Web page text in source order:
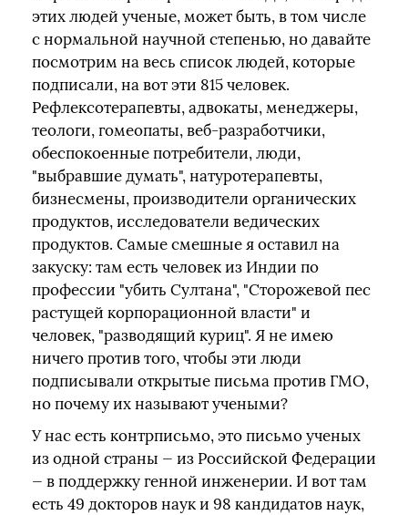
этих людей ученые, может быть, в том числе
с нормальной научной степенью, но давайте
посмотрим на весь список людей, которые
подписали, на вот эти 815 человек.
Рефлексотерапевты, адвокаты, менеджеры,
теологи, гомеопаты, веб-разработчики,
обеспокоенные потребители, люди,
"выбравшие думать", натуротерапевты,
бизнесмены, производители органических
продуктов, исследователи ведических
продуктов. Самые смешные я оставил на
закуску: там есть человек из Индии по
профессии "убить Султана", "Сторожевой пес
растущей корпорационной власти" и
человек, "разводящий куриц". Я не имею
ничего против того, чтобы эти люди
подписывали открытые письма против ГМО,
но почему их называют учеными?
У нас есть контрписьмо, это письмо ученых
из одной страны — из Российской Федерации
— в поддержку генной инженерии. И вот там
есть 49 докторов наук и 98 кандидатов наук,